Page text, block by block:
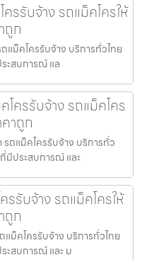
รรับจ้าง รถแม็คโครให้
ถูก
ถแม็คโครรับจ้าง บริการทั่วไทย
ะสบการณ์ แล
โครรับจ้าง รถแม็คโคร
าถูก
รถแม็คโครรับจ้าง บริการทั่ว
มีประสบการณ์ และ
รรับจ้าง รถแม็คโครให้
ถูก
แม็คโครรับจ้าง บริการทั่วไทย
ะสบการณ์ และ ม